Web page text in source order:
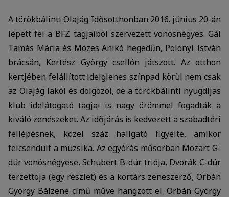
A törökbálinti Olajág Idősotthonban 2016. június 20-án
lépett fel a BFZ tagjaiból szervezett vonósnégyes. Gál
Tamás Mária és Mózes Anikó hegedűn, Polonyi István
brácsán, Kertész György csellón játszott. Az otthon
kertjében felállított ideiglenes színpad körül nem csak
az Olajág lakói és dolgozói, de a törökbálinti nyugdíjas
klub idelátogató tagjai is nagy örömmel fogadták a
kiváló zenészeket. Az időjárás is kedvezett a szabadtéri
fellépésnek, közel száz hallgató figyelte, amikor
felcsendült a muzsika. Az egyórás műsorban Mozart G-
dúr vonósnégyese, Schubert B-dúr triója, Dvorák C-dúr
terzettoja (egy részlet) és a kortárs zeneszerző, Orbán
György Bálzene című műve hangzott el. Orbán György
számára egyedi, releváns, érdeklődési körébe tartozó
reklámajánlatokkal tudjuk megcélozni.